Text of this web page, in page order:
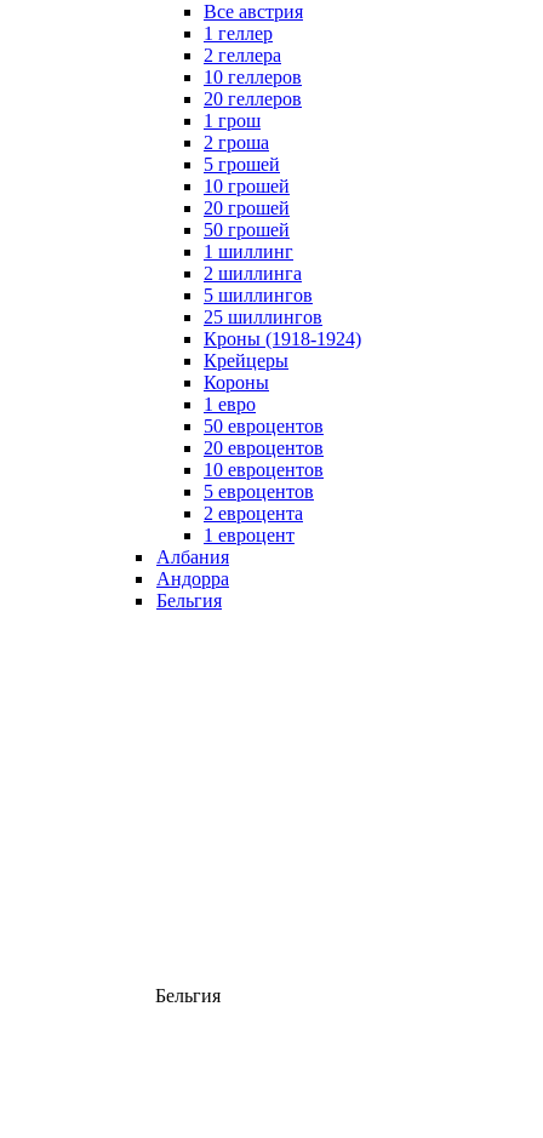
Все австрия
1 геллер
2 геллера
10 геллеров
20 геллеров
1 грош
2 гроша
5 грошей
10 грошей
20 грошей
50 грошей
1 шиллинг
2 шиллинга
5 шиллингов
25 шиллингов
Кроны (1918-1924)
Крейцеры
Короны
1 евро
50 евроцентов
20 евроцентов
10 евроцентов
5 евроцентов
2 евроцента
1 евроцент
Албания
Андорра
Бельгия
Бельгия